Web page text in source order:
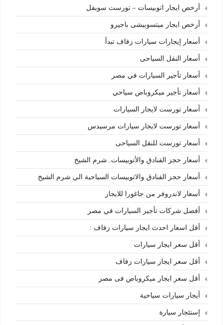
أرخص ايجار اتوبيسات – تورست سويفل
أرخص ايجار ميتسوبيشى باجيرو
أسعار إيجارات سيارات زفاف تبدأ
أسعار النقل السياحى
أسعار تأجير السيارات في مصر
أسعار تأجير ميكروباص سياحي
أسعار تورست لايجار السيارات
أسعار تورست لايجار سيارات مرسيدس
أسعار تورست للنقل السياحى
أسعار حجز الفنادق والأتوبيسات..شرم الشيخ
أسعار حجز الفنادق والاتوبيسات السياحية الي شرم الشيخ
أسعار لاندروفر من جاغورا للايجار
أفضل شركات تأجير السيارات في مصر
أقل اسعار احدث ايجار سيارات زفاف :
أقل سعر ايجار سيارات
أقل سعر ايجار سيارات زفاف
أقل سعر ايجار ميكروباص فى مصر
أيجار سيارات سياحية
إستئجار سيارة